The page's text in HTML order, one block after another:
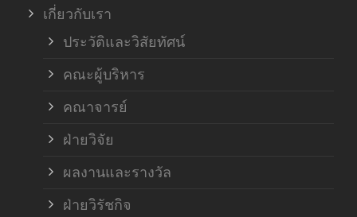
เกี่ยวกับเรา
ประวัติและวิสัยทัศน์
คณะผู้บริหาร
คณาจารย์
ฝ่ายวิจัย
ผลงานและรางวัล
ฝ่ายวิรัชกิจ